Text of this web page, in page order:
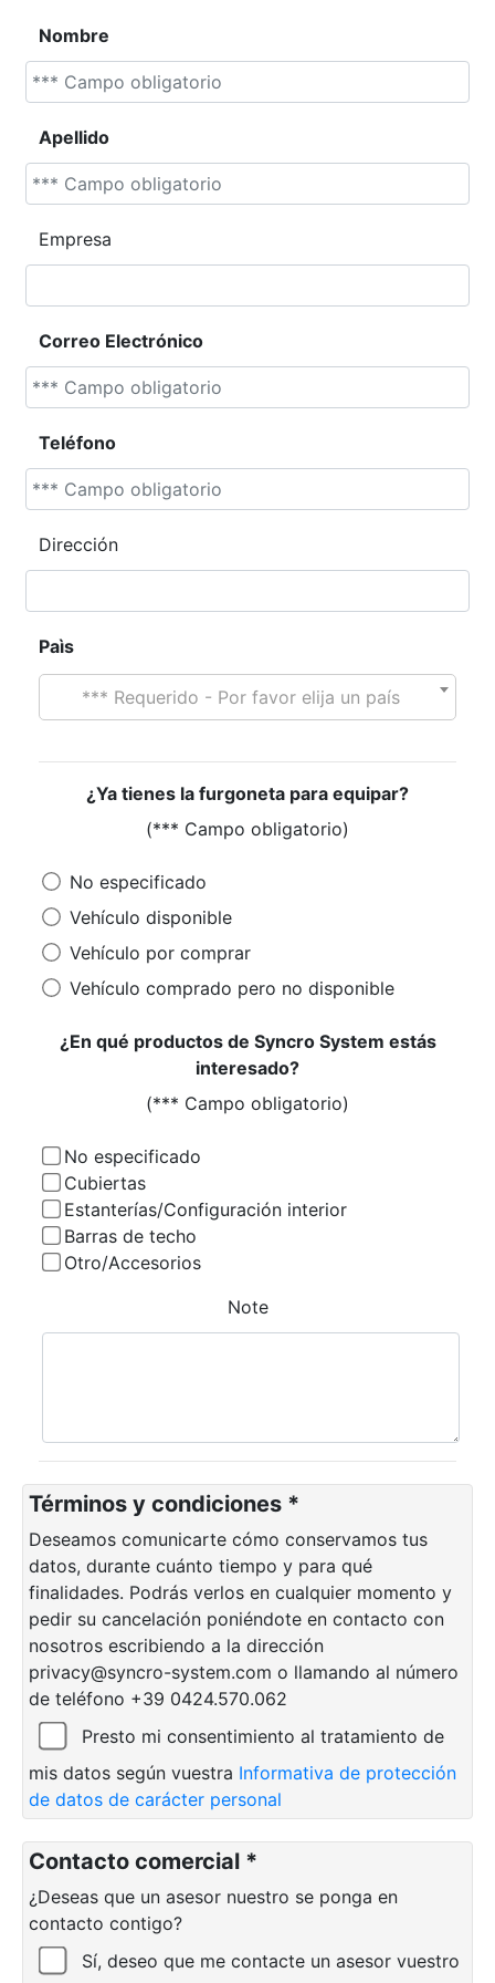
Nombre
Apellido
Empresa
Correo Electrónico
Teléfono
Dirección
Paìs
*** Requerido - Por favor elija un país
¿Ya tienes la furgoneta para equipar?
(*** Campo obligatorio)
No especificado
Vehículo disponible
Vehículo por comprar
Vehículo comprado pero no disponible
¿En qué productos de Syncro System estás
interesado?
(*** Campo obligatorio)
No especificado
Cubiertas
Estanterías/Configuración interior
Barras de techo
Otro/Accesorios
Note
Términos y condiciones *
Deseamos comunicarte cómo conservamos tus
datos, durante cuánto tiempo y para qué
finalidades. Podrás verlos en cualquier momento y
pedir su cancelación poniéndote en contacto con
nosotros escribiendo a la dirección
privacy@syncro-system.com o llamando al número
de teléfono +39 0424.570.062
Presto mi consentimiento al tratamiento de
mis datos según vuestra Informativa de protección
de datos de carácter personal
Contacto comercial *
¿Deseas que un asesor nuestro se ponga en
contacto contigo?
Sí, deseo que me contacte un asesor vuestro